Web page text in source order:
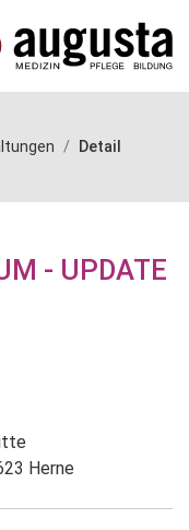
Detail
- UPDATE
Herne